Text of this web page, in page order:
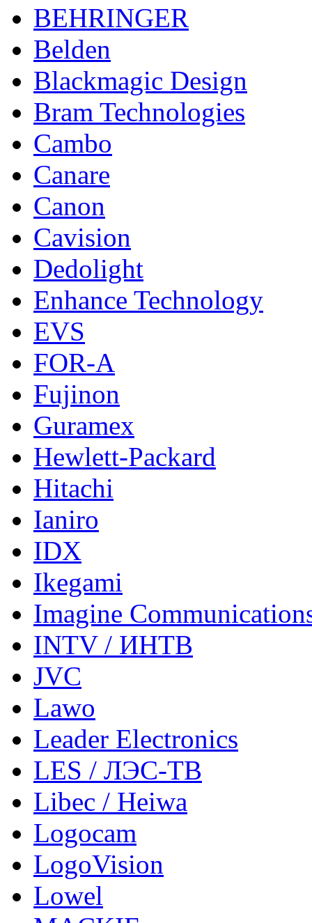
BEHRINGER
Belden
Blackmagic Design
Bram Technologies
Cambo
Canare
Canon
Cavision
Dedolight
Enhance Technology
EVS
FOR-A
Fujinon
Guramex
Hewlett-Packard
Hitachi
Ianiro
IDX
Ikegami
Imagine
INTV / ИНТВ
JVC
Lawo
Leader Electronics
LES / ЛЭС-ТВ
Libec / Heiwa
Logocam
LogoVision
Lowel